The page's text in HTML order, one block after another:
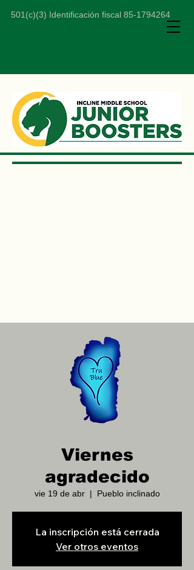
501(c)(3) Identificación fiscal 85-1794264
Viernes
agradecido
vie 19 de abr
  |
Pueblo inclinado
La inscripción está cerrada
Ver otros eventos